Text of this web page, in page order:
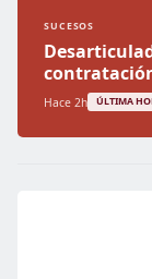
SUCESOS
Hace 2h ÚLTIMA